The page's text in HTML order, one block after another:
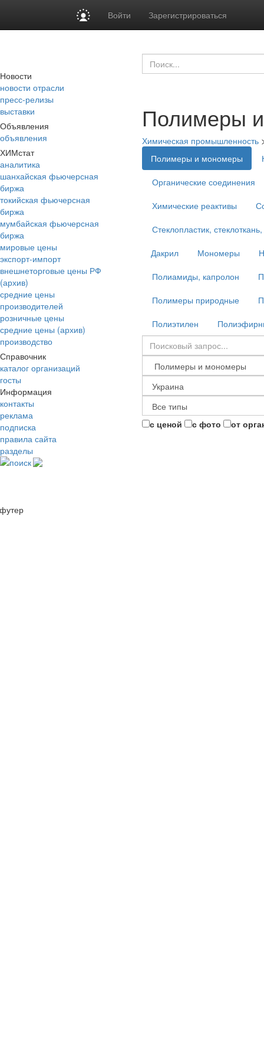
Войти Зарегистрироваться
Новости
новости отрасли
пресс-релизы
выставки
Объявления
объявления
ХИМстат
аналитика
шанхайская фьючерсная
биржа
токийская фьючерсная
биржа
мумбайская фьючерсная
биржа
мировые цены
экспорт-импорт
внешнеторговые цены РФ
(архив)
средние цены
производителей
розничные цены
средние цены (архив)
производство
Справочник
каталог организаций
госты
Информация
контакты
реклама
подписка
правила сайта
разделы
поиск
Полимеры
Химическая промышленность
Полимеры и мономеры
Органические соединения
Химические реактивы
Стеклопластик,
Дакрил
Мономеры
Полиамиды, капролон
Полимеры природные
Полиэтилен
с ценой с фото от
футер